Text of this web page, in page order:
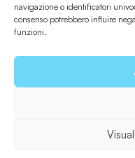
navigazione o identificatori
consenso potrebbero influire
funzioni.
Informazioni utili
Come arrivare?